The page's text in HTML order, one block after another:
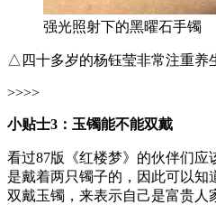
强光照射下的黑曜石手镯
△四十多岁的杨钰莹非常注重养
>>>>
小贴士3：玉镯能不能双戴
看过87版《红楼梦》的伙伴们应
是戴着两只镯子的，因此可以
双戴玉镯，来表示自己是富贵人